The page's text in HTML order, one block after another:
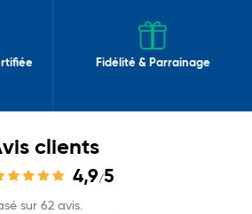
Fidélité & Parrainage
clients
4,9/5
sur 62 avis.